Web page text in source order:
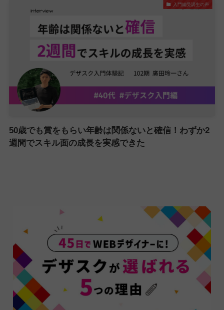
入門編受講生の声
50歳でも賞をもらい年齢は関係ないと確信！わずか2
週間でスキル面の成長を実感できた